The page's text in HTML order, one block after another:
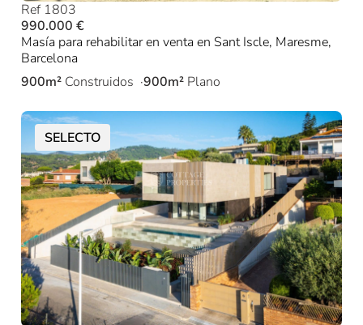
Ref 1803
990.000 €
Masía para rehabilitar en venta en Sant Iscle, Maresme,
Barcelona
900m² Construidos 900m² Plano
SELECTO